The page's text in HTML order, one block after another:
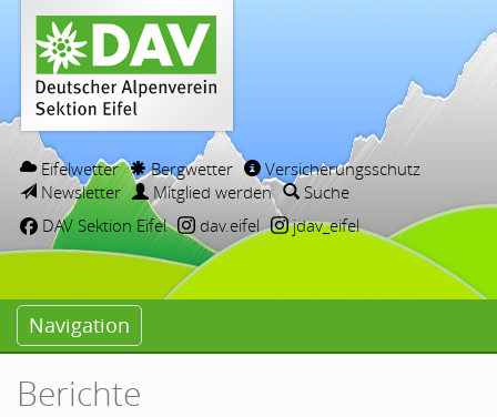
Eifelwetter Bergwetter
Versicherungsschutz
Newsletter
Mitglied werden
Suche
DAV Sektion Eifel
dav.eifel jdav_eifel
Navigation
Berichte